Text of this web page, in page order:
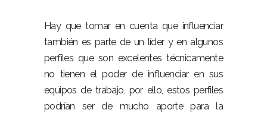
Hay que tomar en cuenta que influenciar
también es parte de un líder y en algunos
perfiles que son excelentes técnicamente
no tienen el poder de influenciar en sus
equipos de trabajo, por ello, estos perfiles
podrían ser de mucho aporte para la